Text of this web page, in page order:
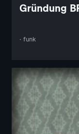
Gründung
· funk